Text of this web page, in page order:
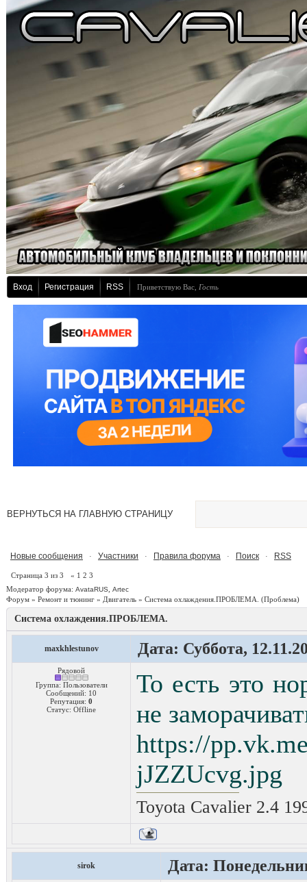
Вход Регистрация RSS Приветствую Вас Гость
ВЕРНУТЬСЯ НА ГЛАВНУЮ СТРАНИЦУ
Новые сообщения · Участники · Правила форума · Поиск · RSS
Страница 3 из 3 « 1 2 3
Модератор форума: AvataRUS Artec
Форум » Ремонт и тюнинг » Двигатель » Система охлаждения.ПРОБЛЕМА. (Проблема)
Система охлаждения.ПРОБЛЕМА.
maxkhlestunov Дата: Суббота,
Рядовой
Группа: Пользователи
Сообщений: 10
Репутация: 0
Статус: Offline
То есть это
не
https://
jJZZUcvg.jpg
Toyota Cavalier 2.4
sirok Дата: